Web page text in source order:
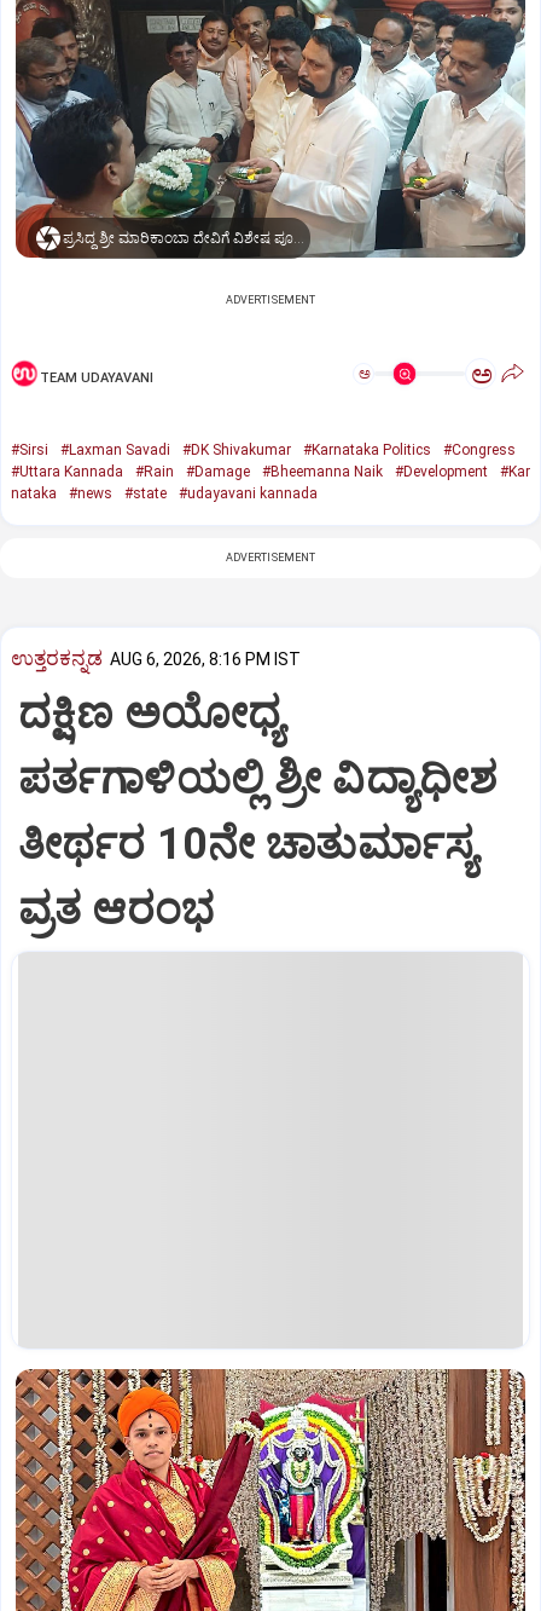
ಪ್ರಸಿದ್ಧ ಶ್ರೀ ಮಾರಿಕಾಂಬಾ ದೇವಿಗೆ ವಿಶೇಷ ಪೂಜೆ ಸಲ್ಲಿಸಿದ ಶಾಸಕ ಲಕ್ಷ್ಮಣ ಸವದಿ
ADVERTISEMENT
TEAM UDAYAVANI ಅ ಅ
#Sirsi #Laxman Savadi #DK Shivakumar #Karnataka Politics
#Congress
#Uttara Kannada
#Rain #Damage #Bheemanna Naik #Development
#Kar
nataka
#news #state #udayavani kannada
ADVERTISEMENT
ಉತ್ತರಕನ್ನಡ AUG 6, 2026, 8:16 PM IST
ದಕ್ಷಿಣ ಅಯೋಧ್ಯ
ಪರ್ತಗಾಳಿಯಲ್ಲಿ ಶ್ರೀ ವಿದ್ಯಾಧೀಶ
ತೀರ್ಥರ 10ನೇ ಚಾತುರ್ಮಾಸ್ಯ
ವ್ರತ ಆರಂಭ